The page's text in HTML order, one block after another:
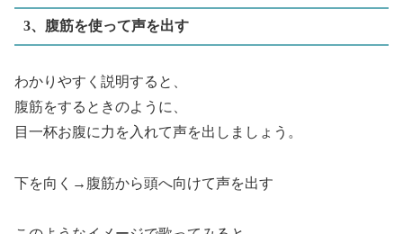
3、腹筋を使って声を出す
わかりやすく説明すると、
腹筋をするときのように、
目一杯お腹に力を入れて声を出しましょう。
下を向く→腹筋から頭へ向けて声を出す